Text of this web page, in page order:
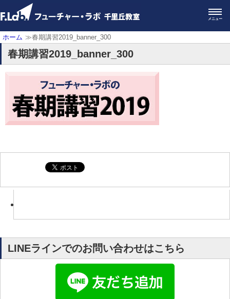
メニュー
ホーム ≫春期講習2019_banner_300
春期講習2019_banner_300
LINEラインでのお問い合わせはこちら